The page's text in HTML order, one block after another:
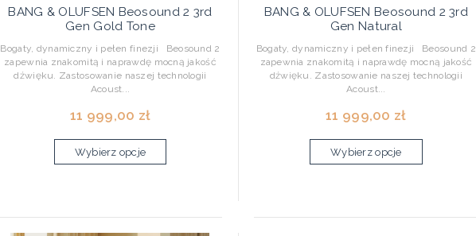
BANG & OLUFSEN Beosound 2 3rd
Gen Gold Tone
Bogaty, dynamiczny i pełen finezji Beosound 2
zapewnia znakomitą i naprawdę mocną jakość
dźwięku. Zastosowanie naszej technologii
Acoust...
11 999,00 zł
Wybierz opcje
BANG & OLUFSEN Beosound 2 3rd
Gen Natural
Bogaty, dynamiczny i pełen finezji Beosound 2
zapewnia znakomitą i naprawdę mocną jakość
dźwięku. Zastosowanie naszej technologii
Acoust...
11 999,00 zł
Wybierz opcje